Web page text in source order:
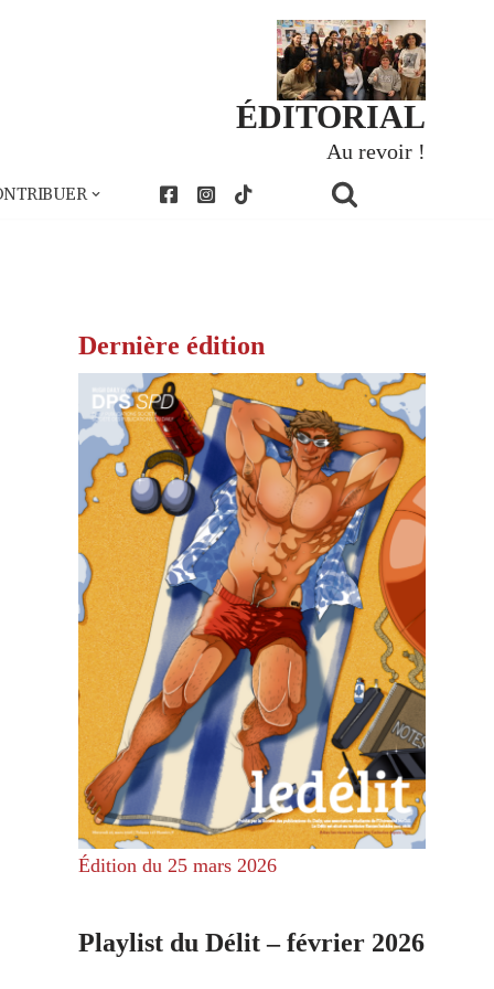
ÉDITORIAL
Au revoir !
Dernière édition
Édition du 25 mars 2026
Playlist du Délit – février 2026